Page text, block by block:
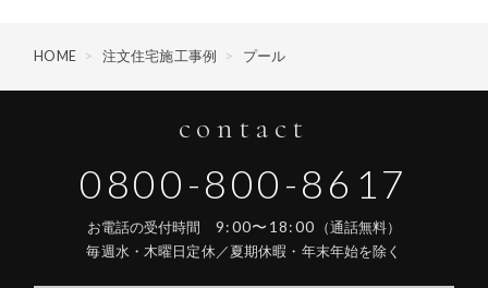
HOME > 注文住宅施工事例 > プール
contact
0800-800-8617
お電話の受付時間 9:00〜18:00
（通話無料）
毎週水・木曜日定休／夏期休暇・年末年始を除く